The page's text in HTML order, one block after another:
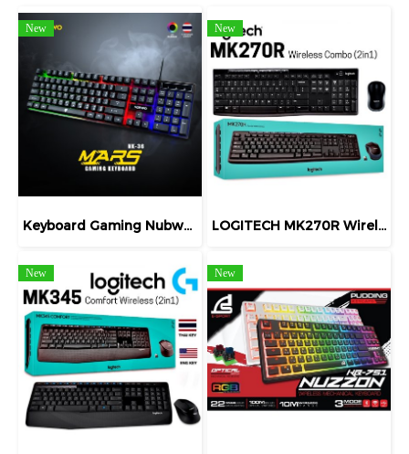
New
Keyboard Gaming Nubwo NK-36
New
LOGITECH MK270R Wireless Combo Mouse + Keyboard (คีย์ไทย-อังกฤษ) เชื่อมต่อไร้สายระยะไกล สินค้า มีประกัน
New New